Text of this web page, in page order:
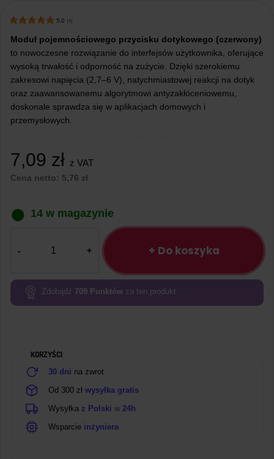
5.0 (1)
Moduł pojemnościowego przycisku dotykowego (czerwony)
to nowoczesne rozwiązanie do interfejsów użytkownika, oferujące
wysoką trwałość i odporność na zużycie. Dzięki szerokiemu
zakresowi napięcia (2,7–6 V), natychmiastowej reakcji na dotyk
oraz zaawansowanemu algorytmowi antyzakłóceniowemu,
doskonale sprawdza się w aplikacjach domowych i
przemysłowych.
7,09 zł z VAT
Cena netto: 5,76 zł
14 w magazynie
podświetleniem
czerwonym
+ Do koszyka
Zdobądź 709 Punktów za ten produkt.
KORZYŚCI
30 dni na zwrot
Od 300 zł wysyłka gratis
Wysyłka z Polski w 24h
Wsparcie inżyniera